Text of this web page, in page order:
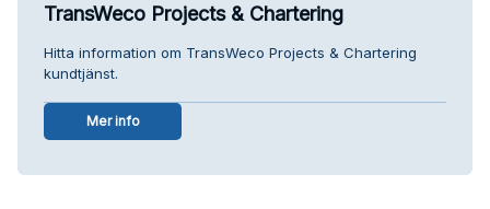
TransWeco Projects & Chartering
Hitta information om TransWeco Projects & Chartering
kundtjänst.
Mer info